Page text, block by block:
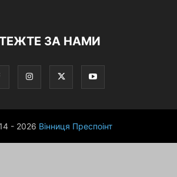
ЗА НАМИ
- 2026 Вінниця Преспоінт